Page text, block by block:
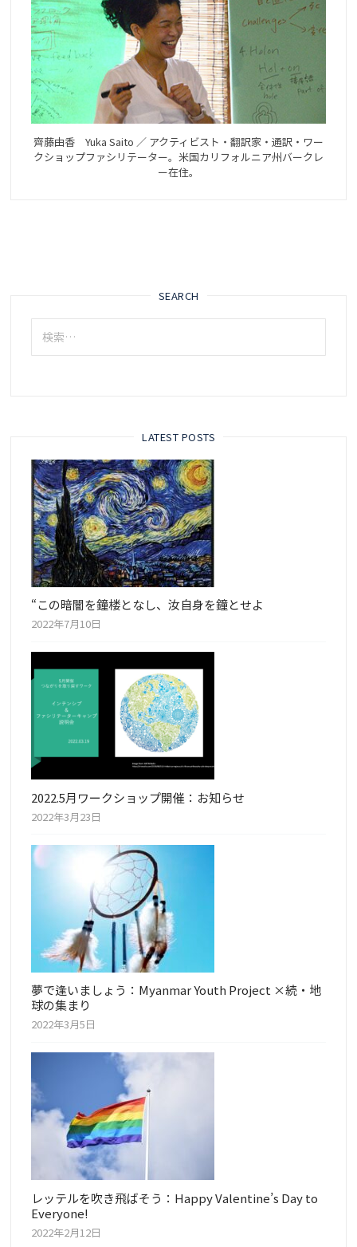
齊藤由香 Yuka Saito ／ アクティビスト・翻訳家・通訳・ワー
クショップファシリテーター。米国カリフォルニア州バークレ
ー在住。
SEARCH
検
索:
LATEST POSTS
“この暗闇を鐘楼となし、汝自身を鐘とせよ
2022年7月10日
2022.5月ワークショップ開催：お知らせ
2022年3月23日
夢で逢いましょう：Myanmar Youth Project ×続・地
球の集まり
2022年3月5日
レッテルを吹き飛ばそう：Happy Valentine’s Day to
Everyone!
2022年2月12日